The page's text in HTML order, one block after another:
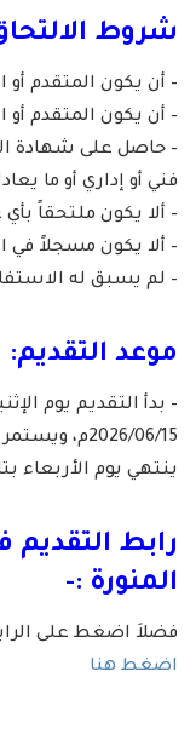
شروط
– أن يكون المتقدم
– أن يكون المتقدم أو
– حاصل على شهادة
فني أو إداري أو ما
– ألا يكون ملتحقاً
– ألا يكون مسجلاً في
– لم يسبق له
موعد التقديم:
2026/06/
ينتهي يوم الأربعاء بتاريخ 1448/01/30هـ الموافق
رابط التقديم
المنورة :-
فضلاَ اضغط على
اضغط هنا